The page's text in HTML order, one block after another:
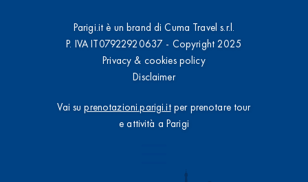
Parigi.it è un brand di Cuma Travel s.r.l.
P. IVA IT07922920637 - Copyright 2025
Privacy & cookies policy
Disclaimer
Vai suprenotazioni.parigi.itper prenotare tour
e attività a Parigi